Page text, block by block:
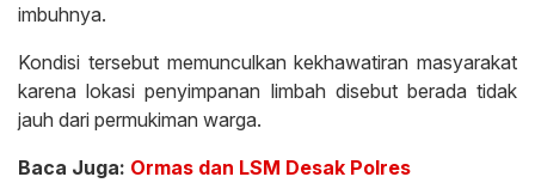
imbuhnya.
Kondisi tersebut memunculkan kekhawatiran masyarakat
karena lokasi penyimpanan limbah disebut berada tidak
jauh dari permukiman warga.
Baca Juga: Ormas dan LSM Desak Polres